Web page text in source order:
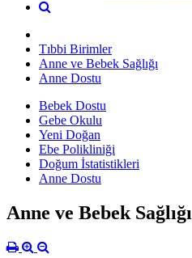
Tıbbi Birimler
Anne ve Bebek Sağlığı
Anne Dostu
Bebek Dostu
Gebe Okulu
Yeni Doğan
Ebe Polikliniği
Doğum İstatistikleri
Anne Dostu
Anne ve Bebek Sağlığı